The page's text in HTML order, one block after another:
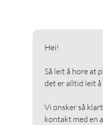
Hei!
Så leit å høre at
det er alltid leit
Vi ønsker så
kontakt med en